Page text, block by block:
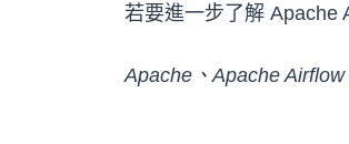
若要進一步了解 Apache
Apache、Apache